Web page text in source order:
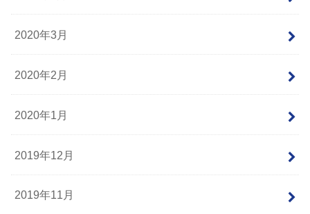
2020年3月
2020年2月
2020年1月
2019年12月
2019年11月